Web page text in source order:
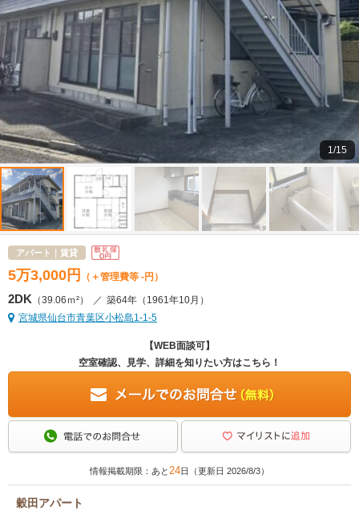
1/15
アパート｜賃貸
5万3,000 円 （＋管理費等 -円）
2DK （39.06ｍ²） ／ 築64年 （1961年10月）
宮城県仙台市青葉区小松島1-1-5
【WEB面談可】
空室確認、見学、詳細を知りたい方はこちら！
情報掲載期限：あと24日（更新日 2026/8/3）
穀田アパート